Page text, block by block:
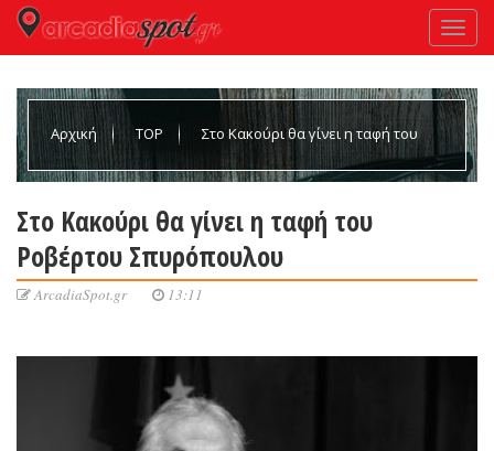
Αρχική TOP Στο Κακούρι θα γίνει η ταφή του
Στο Κακούρι θα γίνει η ταφή του
Ροβέρτου Σπυρόπουλου
ArcadiaSpot.gr 13:11